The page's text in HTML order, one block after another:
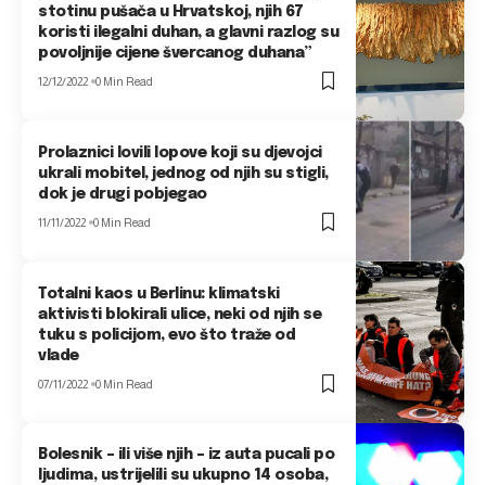
stotinu pušača u Hrvatskoj, njih 67
koristi ilegalni duhan, a glavni razlog su
povoljnije cijene švercanog duhana”
12/12/2022 0 Min Read
Prolaznici lovili lopove koji su djevojci
ukrali mobitel, jednog od njih su stigli,
dok je drugi pobjegao
11/11/2022 0 Min Read
Totalni kaos u Berlinu: klimatski
aktivisti blokirali ulice, neki od njih se
tuku s policijom, evo što traže od
vlade
07/11/2022 0 Min Read
Bolesnik – ili više njih – iz auta pucali po
ljudima, ustrijelili su ukupno 14 osoba,